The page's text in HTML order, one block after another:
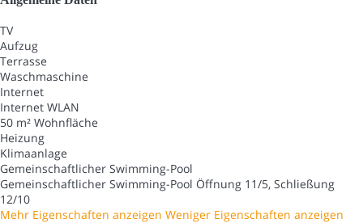
TV
Aufzug
Terrasse
Waschmaschine
Internet
Internet WLAN
50 m² Wohnfläche
Heizung
Klimaanlage
Gemeinschaftlicher Swimming-Pool
Gemeinschaftlicher Swimming-Pool Öffnung 11/5, Schließung
12/10
Mehr Eigenschaften anzeigen Weniger Eigenschaften anzeigen